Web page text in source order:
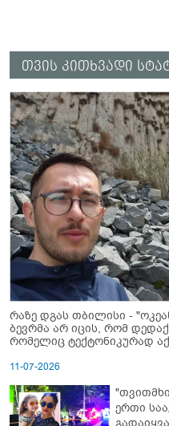
თვის კითხვადი
რაზე დგას თბილისი -
ბევრმა არ იცის, რომ
რომელიც ტექტონიკურად
11-07-2026
ერთი